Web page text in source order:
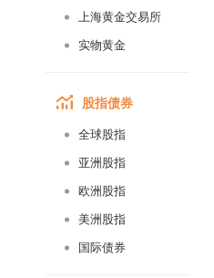
上海黄金交易所
实物黄金
股指债券
全球股指
亚洲股指
欧洲股指
美洲股指
国际债券